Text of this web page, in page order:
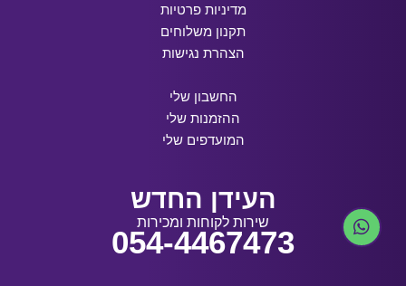
מדיניות פרטיות
תקנון משלוחים
הצהרת נגישות
החשבון שלי
ההזמנות שלי
המועדפים שלי
העידן החדש
שירות לקוחות ומכירות
054-4467473